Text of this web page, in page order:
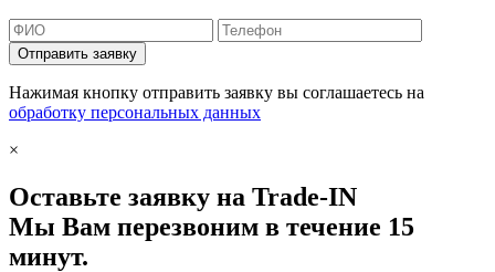
Отправить заявку
Нажимая кнопку отправить заявку вы соглашаетесь на
обработку персональных данных
×
Оставьте заявку на Trade-IN
Мы Вам перезвоним в течение 15
минут.